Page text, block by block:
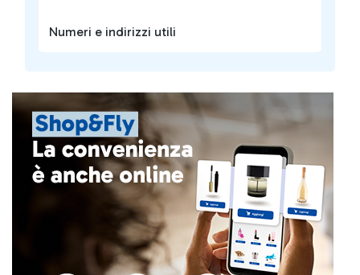
Numeri e indirizzi utili